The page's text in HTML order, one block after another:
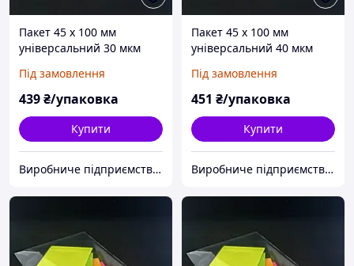
Пакет 45 x 100 мм
універсальний 30 мкм
1000 шт
Під замовлення
439₴/упаковка
Купити
Виробниче підприємство "Аксіпласт"
Пакет 45 x 100 мм
універсальний 40 мкм
1000 шт
Під замовлення
451 ₴/упаковка
Купити
Виробниче підприємство "Аксіпласт"